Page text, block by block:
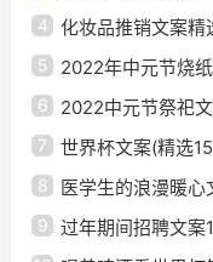
4 化妆品推销文案精
5 2022年中元节烧
6 2022中元节祭祀
7 世界杯文案(精选
8 医学生的浪漫暖心
9 过年期间招聘文案